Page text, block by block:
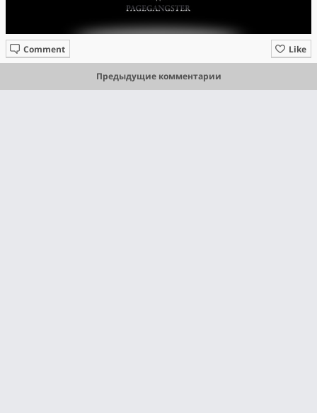
Like
Comment
Предыдущие комментарии